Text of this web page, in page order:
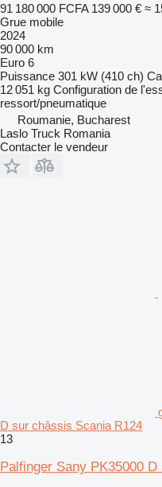
91 180 000 FCFA 139 000 € ≈
Grue mobile
2024
90 000 km
Euro 6
Puissance 301 kW (410 ch)
12 051 kg Configuration de
ressort/pneumatique
Roumanie, Bucharest
Laslo Truck Romania
Contacter le vendeur
D sur châssis Scania R124
13
Palfinger Sany PK35000